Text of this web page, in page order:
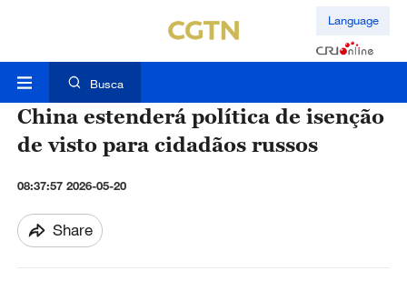
Language
Busca
China estenderá política de isenção
de visto para cidadãos russos
08:37:57 2026-05-20
Share